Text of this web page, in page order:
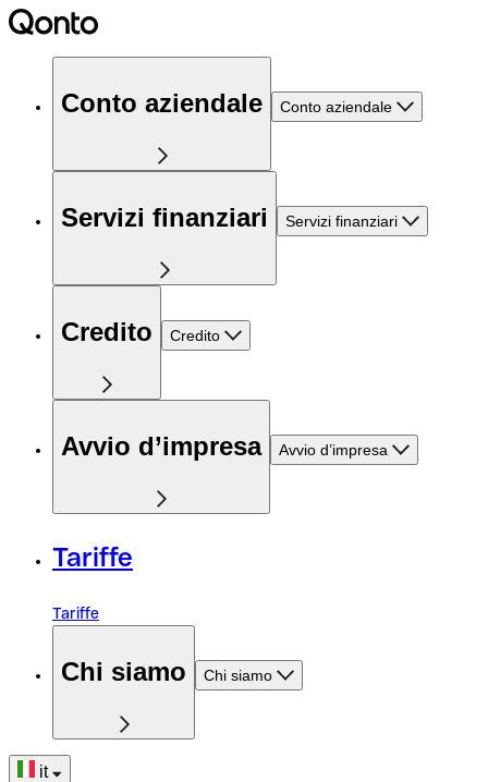
Conto aziendale Conto aziendale
Servizi finanziari Servizi finanziari
Credito Credito
Avvio d’impresa Avvio d’impresa
Tariffe
Tariffe
Chi siamo Chi siamo
it